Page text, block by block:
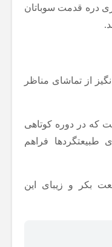
دره قدمت سوباتان
از تماشای مناظر
که در دوره کوتاهی
فراهم
بکر و زیبای این